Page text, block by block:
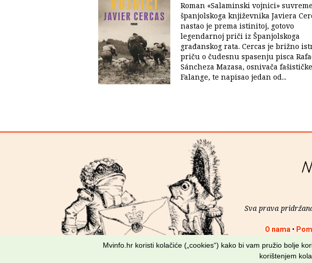
Roman «Salaminski vojnici»
španjolskoga književnika Javiera
nastao je prema istinitoj, gotovo
legendarnoj priči iz Španjolskoga
građanskog rata. Cercas je brižno
priču o čudesnu spasenju pisca
Sáncheza Mazasa, osnivača fašističke
Falange, te napisao jedan od...
Sva prava
O nama •
Mvinfo.hr koristi kolačiće („cookies“) kako bi vam pružio bolje
korištenjem